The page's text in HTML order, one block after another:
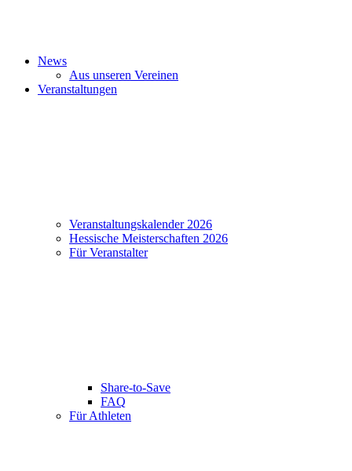
News
Aus unseren Vereinen
Veranstaltungen
Veranstaltungskalender 2026
Hessische Meisterschaften 2026
Für Veranstalter
Share-to-Save
FAQ
Für Athleten